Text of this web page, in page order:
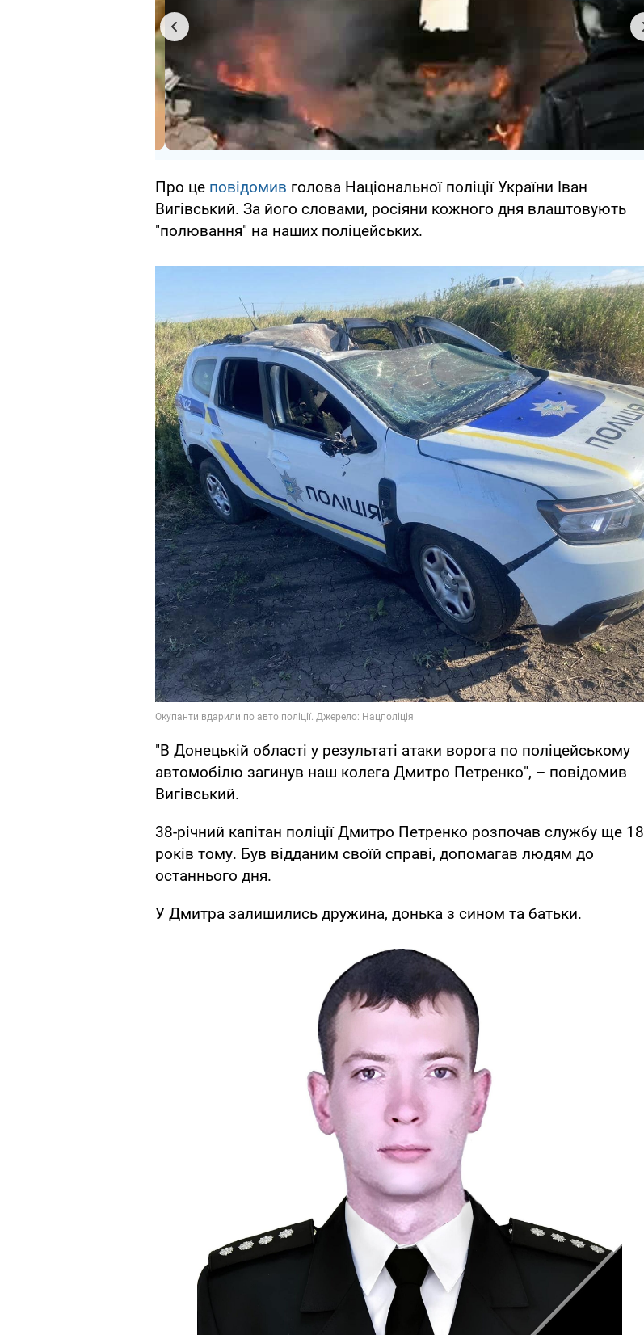
Про це повідомив голова Національної поліції України Іван
Вигівський. За його словами, росіяни кожного дня влаштовують
"полювання" на наших поліцейських.
"В Донецькій області у результаті атаки ворога по поліцейському
автомобілю загинув наш колега Дмитро Петренко", – повідомив
Вигівський.
38-річний капітан поліції Дмитро Петренко розпочав службу ще 18
років тому. Був відданим своїй справі, допомагав людям до
останнього дня.
У Дмитра залишились дружина, донька з сином та батьки.